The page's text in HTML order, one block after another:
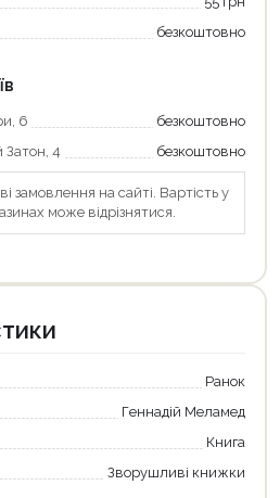
безкоштовно
6
безкоштовно
4
безкоштовно
замовлення на сайті. Вартість у
може відрізнятися.
Ранок
Геннадій Меламед
Книга
Зворушливі книжки